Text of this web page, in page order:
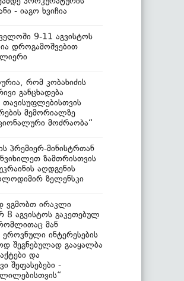
- იაგო ხვიჩია
9-11 აგვისტოს
დროგამოშვებით
რომ კობახიძის
განცხადება
მემორიალზე
მოძრაობა“
პრემიერ-მინისტრთან
ზამთრისთვის
აღდგენის
ზელენსკი
ვგმობთ ირაკლი
8 აგვისტოს გაკეთებულ
მან
ინტერესების
შეგნებულად გააყალბა
და
შეფასებები -